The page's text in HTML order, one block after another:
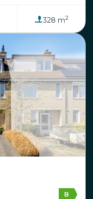
328 m2
B